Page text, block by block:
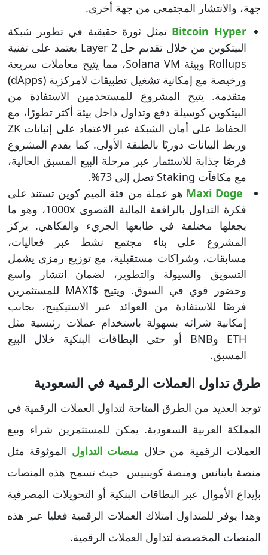
جهة، والانتشار المجتمعي من جهة أخرى.
Bitcoin Hyper تمثل ثورة حقيقية في تطوير شبكة
البيتكوين من خلال تقديم حل Layer 2 يعتمد على تقنية
Rollups وبيئة Solana VM، مما يتيح معاملات سريعة
ورخيصة مع إمكانية تشغيل تطبيقات لامركزية (dApps)
متقدمة. يتيح المشروع للمستخدمين الاستفادة من
البيتكوين كوسيلة دفع وتداول داخل بيئة أكثر تطورًا، مع
الحفاظ على أمان الشبكة عبر الاعتماد على إثباتات ZK
وربط البيانات دوريًا بالطبقة الأولى. كما يقدم المشروع
فرصًا جذابة للاستثمار عبر مرحلة البيع المسبق الحالية،
مع مكافآت Staking تصل إلى 73%.
Maxi Doge هو عملة من فئة الميم كوين تستند على
فكرة التداول بالرافعة المالية القصوى 1000x، وهو ما
يجعلها مختلفة في طابعها الجريء والفكاهي. يركز
المشروع على بناء مجتمع نشط عبر فعاليات،
مسابقات، وشراكات مستقبلية، مع توزيع رمزي يشمل
التسويق والسيولة والتطوير، لضمان انتشار واسع
وحضور قوي في السوق. ويتيح $MAXI للمستثمرين
فرصًا للاستفادة من العوائد عبر الاستيكينج، بجانب
إمكانية شرائه بسهولة باستخدام عملات رئيسية مثل
ETH وBNB أو حتى البطاقات البنكية خلال البيع
المسبق.
طرق تداول العملات الرقمية في السعودية
توجد العديد من الطرق المتاحة لتداول العملات الرقمية في
المملكة العربية السعودية. يمكن للمستثمرين شراء وبيع
العملات الرقمية من خلال منصات التداول الموثوقة مثل
منصة باينانس ومنصة كوينبيس حيث تسمح هذه المنصات
بإيداع الأموال عبر البطاقات البنكية أو التحويلات المصرفية
وهذا يوفر للمتداول امتلاك العملات الرقمية فعليا عبر هذه
المنصات المخصصة لتداول العملات الرقمية.